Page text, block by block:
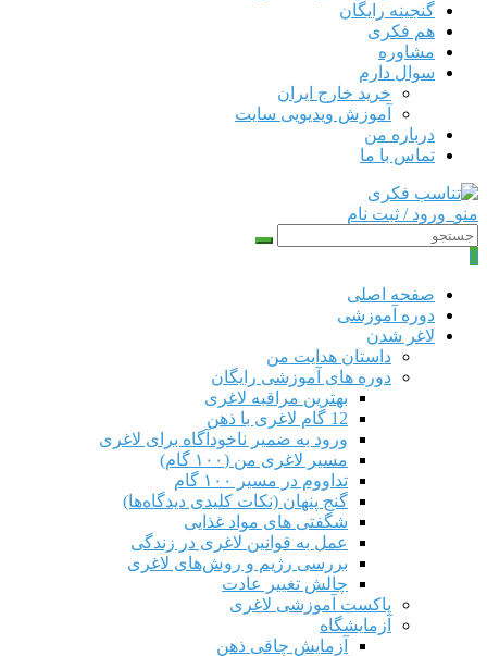
گنجینه رایگان
هم‌ فکری
مشاوره
سوال دارم
خرید خارج ایران
آموزش ویدیویی سایت
درباره من
تماس با ما
منو ورود / ثبت نام
0
صفحه اصلی
دوره‌ آموزشی
لاغر شدن
داستان هدایت من
دوره های آموزشی رایگان
بهترین مراقبه لاغری
12 گام لاغری با ذهن
ورود به ضمیر ناخودآگاه برای لاغری
مسیر لاغری من (۱۰۰ گام)
تداووم در مسیر ۱۰۰ گام
گنج پنهان (نکات کلیدی دیدگاه‌ها)
شگفتی های مواد غذایی
عمل به قوانین لاغری در زندگی
بررسی رژیم‌ و روش‌های لاغری
چالش تغییر عادت
پاکست آموزشی لاغری
آزمایشگاه
آزمایش چاقی ذهن